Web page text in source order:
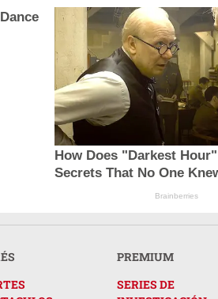
How Does "Darkest
Secrets That No One
Brainberries
PREMIUM
SERIES DE